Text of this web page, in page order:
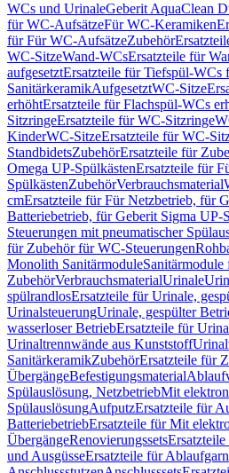
WCs und UrinaleGeberit AquaClean
für WC-AufsätzeFür WC-Keramiken
für Für WC-AufsätzeZubehör
WC-SitzeWand-WCsErsatzteile für
aufgesetztErsatzteile für Tiefspül-WCs
SanitärkeramikAufgesetztWC-Sitze
erhöhtErsatzteile für Flachspül-WCs
SitzringeErsatzteile für WC-Sitzringe
KinderWC-SitzeErsatzteile für WC-
StandbidetsZubehörErsatzteile für
Omega UP-SpülkästenErsatzteile für
SpülkästenZubehörVerbrauchsmaterial
cmErsatzteile für Für Netzbetrieb, für
Batteriebetrieb, für Geberit Sigma UP-
Steuerungen mit pneumatischer
für Zubehör für WC-Steuerungen
Monolith Sanitärmodule
ZubehörVerbrauchsmaterialUrinale
spülrandlosErsatzteile für Urinale,
UrinalsteuerungUrinale, gespülter
wasserloser BetriebErsatzteile für
Urinaltrennwände aus Kunststoff
SanitärkeramikZubehörErsatzteile für
ÜbergängeBefestigungsmaterial
Spülauslösung, NetzbetriebMit
SpülauslösungAufputzErsatzteile für
BatteriebetriebErsatzteile für Mit
ÜbergängeRenovierungssets
und AusgüsseErsatzteile für